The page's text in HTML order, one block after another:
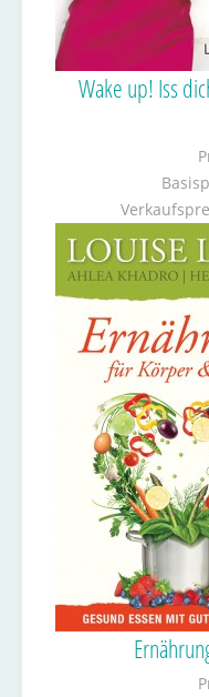
Wake up! Iss